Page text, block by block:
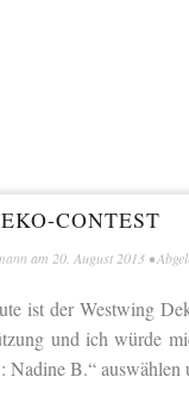
CONTEST
am 20. August 2013 •
ist der Westwing
und ich würde
Nadine B.“ auswählen